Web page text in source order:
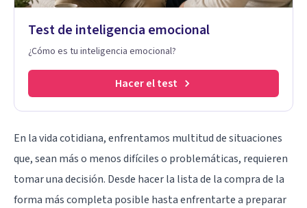
Test de inteligencia emocional
¿Cómo es tu inteligencia emocional?
Hacer el test
En la vida cotidiana, enfrentamos multitud de situaciones
que, sean más o menos difíciles o problemáticas, requieren
tomar una decisión. Desde hacer la lista de la compra de la
forma más completa posible hasta enfrentarte a preparar